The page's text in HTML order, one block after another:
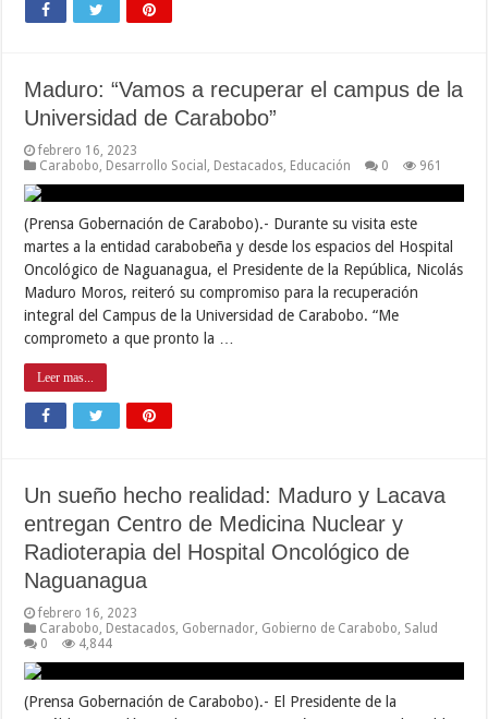
Maduro: “Vamos a recuperar el campus de la
Universidad de Carabobo”
febrero 16, 2023
Carabobo Desarrollo Social Destacados Educación 0 961
(Prensa Gobernación de Carabobo).- Durante su visita este
martes a la entidad carabobeña y desde los espacios del Hospital
Oncológico de Naguanagua, el Presidente de la República, Nicolás
Maduro Moros, reiteró su compromiso para la recuperación
integral del Campus de la Universidad de Carabobo. “Me
comprometo a que pronto la …
Leer mas...
Un sueño hecho realidad: Maduro y Lacava
entregan Centro de Medicina Nuclear y
Radioterapia del Hospital Oncológico de
Naguanagua
febrero 16, 2023
Carabobo Destacados Gobernador Gobierno de Carabobo Salud
0
4,844
(Prensa Gobernación de Carabobo).- El Presidente de la